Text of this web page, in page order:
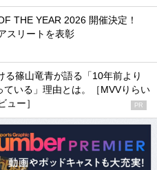
THE YEAR 2026 開催決定！
スリートを表彰
る篠山竜青が語る「10年前より
ている」理由とは。［MVVりらい
ュー］
PR